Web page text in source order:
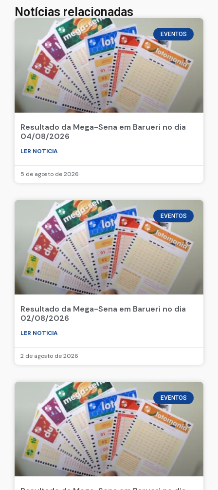
Notícias relacionadas
EVENTOS
Resultado da Mega-Sena em Barueri no dia
04/08/2026
LER NOTICIA
5 de agosto de 2026
EVENTOS
Resultado da Mega-Sena em Barueri no dia
02/08/2026
LER NOTICIA
2 de agosto de 2026
EVENTOS